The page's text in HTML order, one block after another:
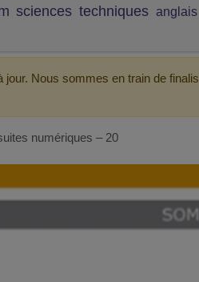
sciences techniques anglais
jour. Nous sommes en train de
numériques – 20